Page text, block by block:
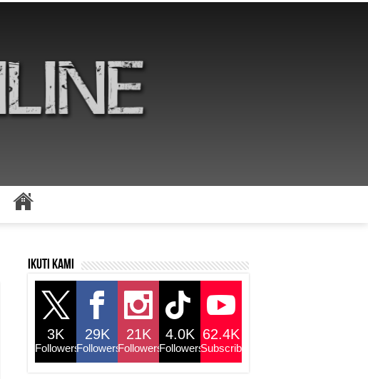
Ikuti kami
3K
Followers
29K
Followers
21K
Followers
4.0K
Followers
62.4K
Subscribers